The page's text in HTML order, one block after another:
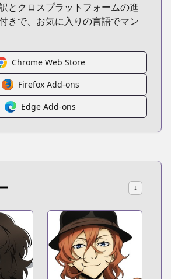
とクロスプラットフォームの進
きで、お気に入りの言語でマン
Chrome Web Store
Firefox Add-ons
Edge Add-ons
↓